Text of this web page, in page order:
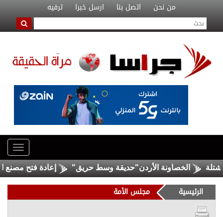
من نحن اتصل بنا ارسل خبرا ترفيه
الخصاونة الأردن"حديقة وسط حريق" إعادة فتح مصنع
الرئيسية مجلس الأمة